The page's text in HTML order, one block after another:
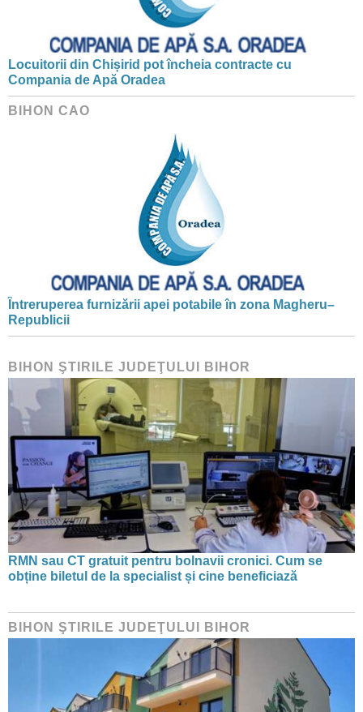
Locuitorii din Chișirid pot încheia contracte cu
Compania de Apă Oradea
BIHON CAO
Întreruperea furnizării apei potabile în zona Magheru–
Republicii
BIHON ŞTIRILE JUDEŢULUI BIHOR
RMN sau CT gratuit pentru bolnavii cronici. Cum se
obține biletul de la specialist și cine beneficiază
BIHON ŞTIRILE JUDEŢULUI BIHOR